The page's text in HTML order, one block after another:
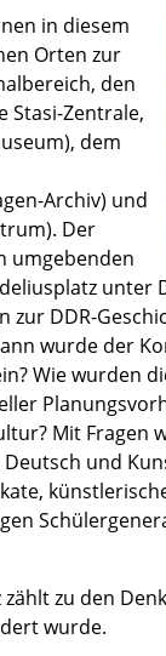
in diesem
Orten zur
den
Stasi-Zentrale,
dem
Archiv) und
Der
umgebenden
unter
DDR-
wurde der
Wie wurden
Mit Fragen
und
zu den
wurde.